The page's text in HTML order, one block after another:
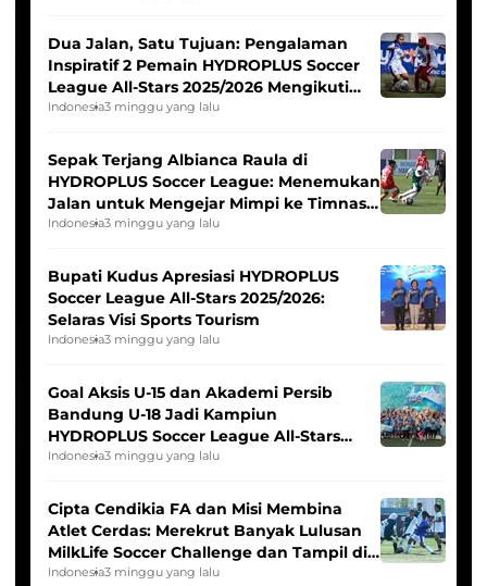
Dua Jalan, Satu Tujuan: Pengalaman
Inspiratif 2 Pemain HYDROPLUS Soccer
League All-Stars 2025/2026 Mengikuti
Seleksi Timnas Indonesia Putri
Indonesia3 minggu yang lalu
Sepak Terjang Albianca Raula di
HYDROPLUS Soccer League: Menemukan
Jalan untuk Mengejar Mimpi ke Timnas
Indonesia Putri
Indonesia3 minggu yang lalu
Bupati Kudus Apresiasi HYDROPLUS
Soccer League All-Stars 2025/2026:
Selaras Visi Sports Tourism
Indonesia3 minggu yang lalu
Goal Aksis U-15 dan Akademi Persib
Bandung U-18 Jadi Kampiun
HYDROPLUS Soccer League All-Stars
2025/2026
Indonesia3 minggu yang lalu
Cipta Cendikia FA dan Misi Membina
Atlet Cerdas: Merekrut Banyak Lulusan
MilkLife Soccer Challenge dan Tampil di
HYDROPLUS Soccer League
Indonesia3 minggu yang lalu